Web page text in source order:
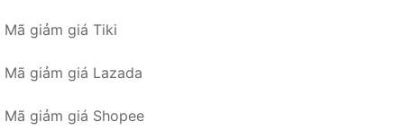
Mã giảm giá Tiki
Mã giảm giá Lazada
Mã giảm giá Shopee